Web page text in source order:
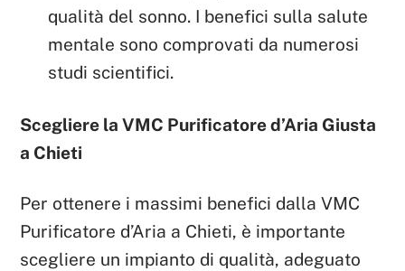
qualità del sonno. I benefici sulla salute
mentale sono comprovati da numerosi
studi scientifici.
Scegliere la VMC Purificatore d’Aria Giusta
a Chieti
Per ottenere i massimi benefici dalla VMC
Purificatore d’Aria a Chieti, è importante
scegliere un impianto di qualità, adeguato